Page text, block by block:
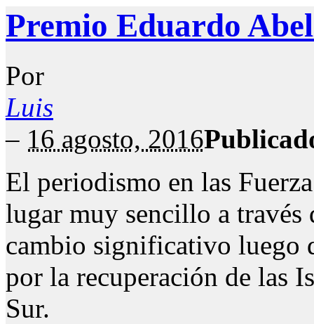
Premio Eduardo
Por
Luis
– 16 agosto, 2016
El periodismo en las
lugar muy sencillo a través
cambio significativo luego
por la recuperación de las
Sur.